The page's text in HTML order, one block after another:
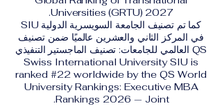
Universities (GRTU) 2027.
كما تم تصنيف الجامعة السويسرية الدولية SIU
في المركز الثاني والعشرين عالميًا ضمن تصنيف
QS العالمي للجامعات: تصنيف الماجستير التنفيذي
Swiss International University SIU is
ranked #22 worldwide by the QS World
University Rankings: Executive MBA
Rankings 2026 — Joint.